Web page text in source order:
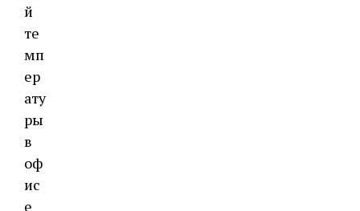
й
те
мп
ер
ату
ры
в
оф
ис
е